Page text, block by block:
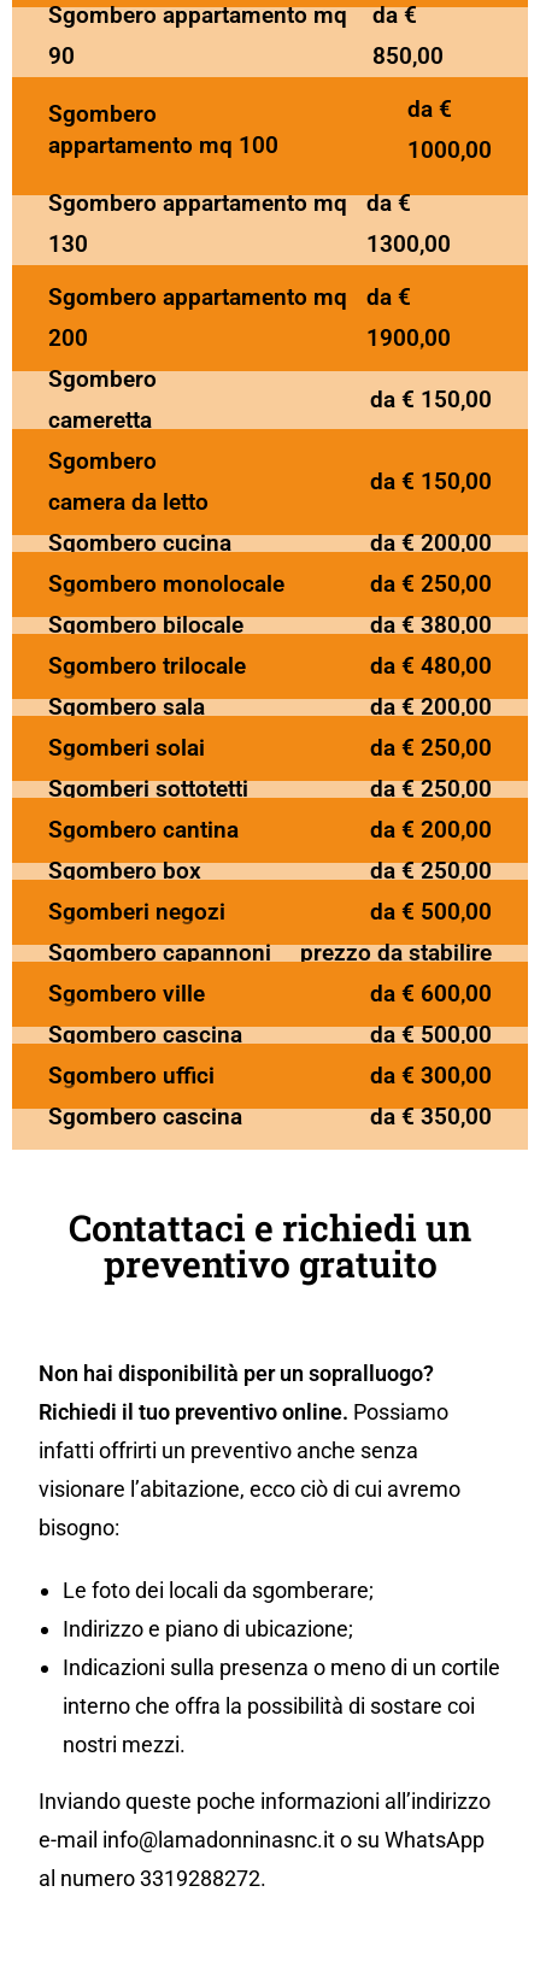
Sgombero appartamento mq
90
da €
850,00
Sgombero
appartamento mq 100
da €
1000,00
Sgombero appartamento mq
130
da €
1300,00
Sgombero appartamento mq
200
da €
1900,00
Sgombero
cameretta
da € 150,00
Sgombero
camera da letto
da € 150,00
Sgombero cucina
da € 200,00
Sgombero monolocale
da € 250,00
Sgombero bilocale
da € 380,00
Sgombero trilocale
da € 480,00
Sgombero sala
da € 200,00
Sgomberi solai
da € 250,00
Sgomberi sottotetti
da € 250,00
Sgombero cantina
da € 200,00
Sgombero box
da € 250,00
Sgomberi negozi
da € 500,00
Sgombero capannoni
prezzo da stabilire
Sgombero ville
da € 600,00
Sgombero cascina
da € 500,00
Sgombero uffici
da € 300,00
Sgombero cascina
da € 350,00
Contattaci e richiedi un
preventivo gratuito
Non hai disponibilità per un sopralluogo?
Richiedi il tuo preventivo online. Possiamo
infatti offrirti un preventivo anche senza
visionare l’abitazione, ecco ciò di cui avremo
bisogno:
Le foto dei locali da sgomberare;
Indirizzo e piano di ubicazione;
Indicazioni sulla presenza o meno di un cortile
interno che offra la possibilità di sostare coi
nostri mezzi.
Inviando queste poche informazioni all’indirizzo
e-mail info@lamadonninasnc.it o su WhatsApp
al numero 3319288272.